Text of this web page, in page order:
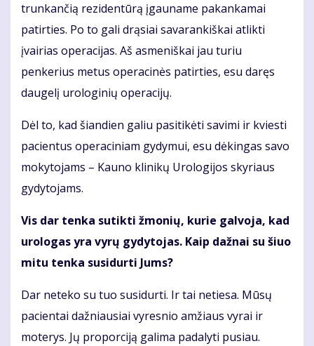
trunkančią rezidentūrą įgauname pakankamai
patirties. Po to gali drąsiai savarankiškai atlikti
įvairias operacijas. Aš asmeniškai jau turiu
penkerius metus operacinės patirties, esu daręs
daugelį urologinių operacijų.
Dėl to, kad šiandien galiu pasitikėti savimi ir kviesti
pacientus operaciniam gydymui, esu dėkingas savo
mokytojams – Kauno klinikų Urologijos skyriaus
gydytojams.
Vis dar tenka sutikti žmonių, kurie galvoja, kad
urologas yra vyrų gydytojas. Kaip dažnai su šiuo
mitu tenka susidurti Jums?
Dar neteko su tuo susidurti. Ir tai netiesa. Mūsų
pacientai dažniausiai vyresnio amžiaus vyrai ir
moterys. Jų proporciją galima padalyti pusiau.